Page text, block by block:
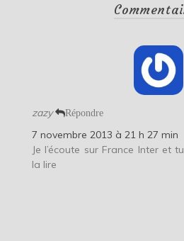
zazy Répondre
7 novembre 2013 à 21 h 27 min
Je l’écoute sur France Inter et
la lire